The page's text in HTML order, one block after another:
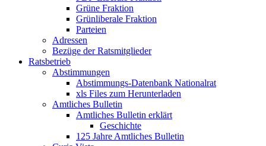
Grüne Fraktion
Grünliberale Fraktion
Parteien
Adressen
Bezüge der Ratsmitglieder
Ratsbetrieb
Abstimmungen
Abstimmungs-Datenbank Nationalrat
xls Files zum Herunterladen
Amtliches Bulletin
Amtliches Bulletin erklärt
Geschichte
125 Jahre Amtliches Bulletin